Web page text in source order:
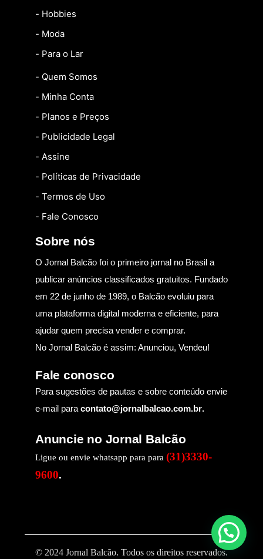
- Hobbies
- Moda
- Para o Lar
- Quem Somos
- Minha Conta
- Planos e Preços
- Publicidade Legal
- Assine
- Políticas de Privacidade
- Termos de Uso
- Fale Conosco
Sobre nós
O Jornal Balcão foi o primeiro jornal no Brasil a
publicar anúncios classificados gratuitos. Fundado
em 22 de junho de 1989, o Balcão evoluiu para
uma plataforma digital moderna e eficiente, para
ajudar quem precisa vender e comprar.
No Jornal Balcão é assim: Anunciou, Vendeu!
Fale conosco
Para sugestões de pautas e sobre conteúdo envie
e-mail para contato@jornalbalcao.com.br.
Anuncie no Jornal Balcão
Ligue ou envie whatsapp para para (31)3330-
9600.
© 2024 Jornal Balcão. Todos os direitos reservados.